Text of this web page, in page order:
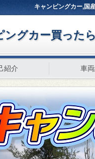
キャンピングカー,国
ングカー買った
紹介 車